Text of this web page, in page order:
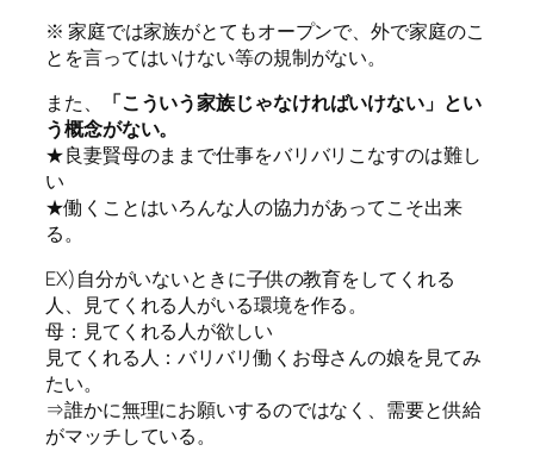
※ 家庭では家族がとてもオープンで、外で家庭のこ
とを言ってはいけない等の規制がない。
また、
「こういう家族じゃなければいけない」とい
う概念がない。
★良妻賢母のままで仕事をバリバリこなすのは難し
い
★働くことはいろんな人の協力があってこそ出来
る。
EX)自分がいないときに子供の教育をしてくれる
人、見てくれる人がいる環境を作る。
母：見てくれる人が欲しい
見てくれる人：バリバリ働くお母さんの娘を見てみ
たい。
⇒誰かに無理にお願いするのではなく、需要と供給
がマッチしている。